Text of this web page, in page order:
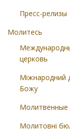
Пресс-релизы
Молитесь
церковь
Міжнародний
Божу
Молитвенные
Молитовні